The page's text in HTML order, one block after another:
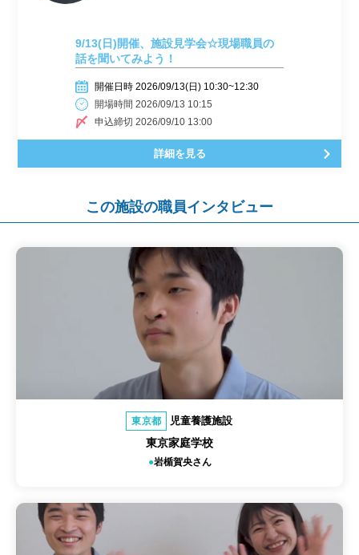
9/13(日)開催、施設見学会☆現場職員の
話を聞いてみよう！
開催日時 2026/09/13(日) 10:30~12:30
開場時間 2026/09/13 10:15
申込締切 2026/09/10 13:00
詳細を見る
この施設の職員インタビュー
東京都 児童養護施設
東京家庭学校
岩楯賀央さん